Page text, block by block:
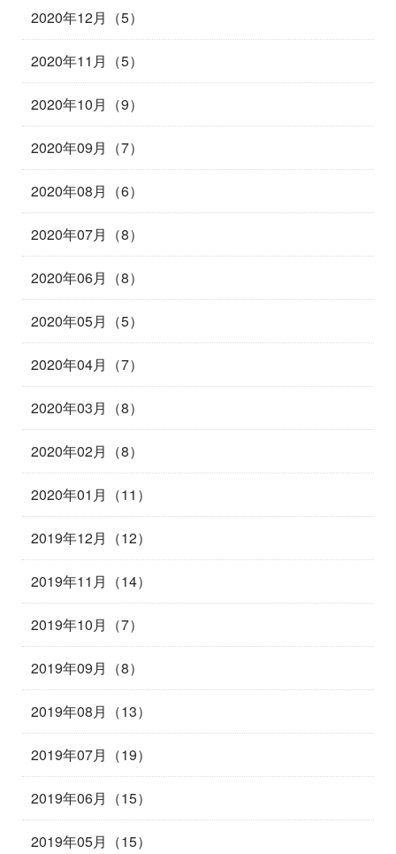
2020年12月（5）
2020年11月（5）
2020年10月（9）
2020年09月（7）
2020年08月（6）
2020年07月（8）
2020年06月（8）
2020年05月（5）
2020年04月（7）
2020年03月（8）
2020年02月（8）
2020年01月（11）
2019年12月（12）
2019年11月（14）
2019年10月（7）
2019年09月（8）
2019年08月（13）
2019年07月（19）
2019年06月（15）
2019年05月（15）